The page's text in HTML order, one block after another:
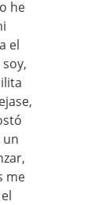
he
el
un
me